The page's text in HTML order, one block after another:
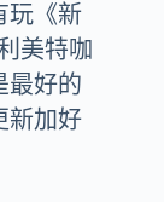
玩《新
美特咖
最好的
新加好